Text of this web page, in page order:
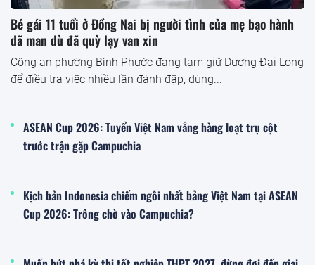
Bé gái 11 tuổi ở Đồng Nai bị người tình của mẹ bạo hành
dã man dù đã quỳ lạy van xin
Công an phường Bình Phước đang tạm giữ Dương Đại Long
để điều tra việc nhiều lần đánh đập, dùng...
ASEAN Cup 2026: Tuyển Việt Nam vắng hàng loạt trụ cột
trước trận gặp Campuchia
Kịch bản Indonesia chiếm ngôi nhất bảng Việt Nam tại ASEAN
Cup 2026: Trông chờ vào Campuchia?